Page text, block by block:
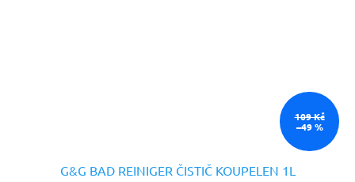
109 Kč
–49 %
G&G BAD REINIGER ČISTIČ KOUPELEN 1L